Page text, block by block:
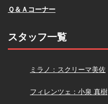
Ｑ＆Ａコーナー
スタッフ一覧
スクリーマ
ミラノ：スクリーマ美佐
小泉
フィレンツェ：小泉 真樹